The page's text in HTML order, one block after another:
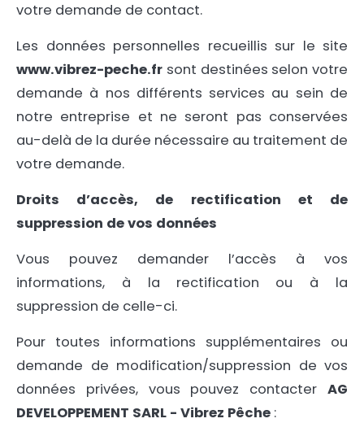
votre demande de contact.
Les données personnelles recueillis sur le site
www.vibrez-peche.fr sont destinées selon votre
demande à nos différents services au sein de
notre entreprise et ne seront pas conservées
au-delà de la durée nécessaire au traitement de
votre demande.
Droits d’accès, de rectification et de
suppression de vos données
Vous pouvez demander l’accès à vos
informations, à la rectification ou à la
suppression de celle-ci.
Pour toutes informations supplémentaires ou
demande de modification/suppression de vos
données privées, vous pouvez contacter AG
DEVELOPPEMENT SARL - Vibrez Pêche :